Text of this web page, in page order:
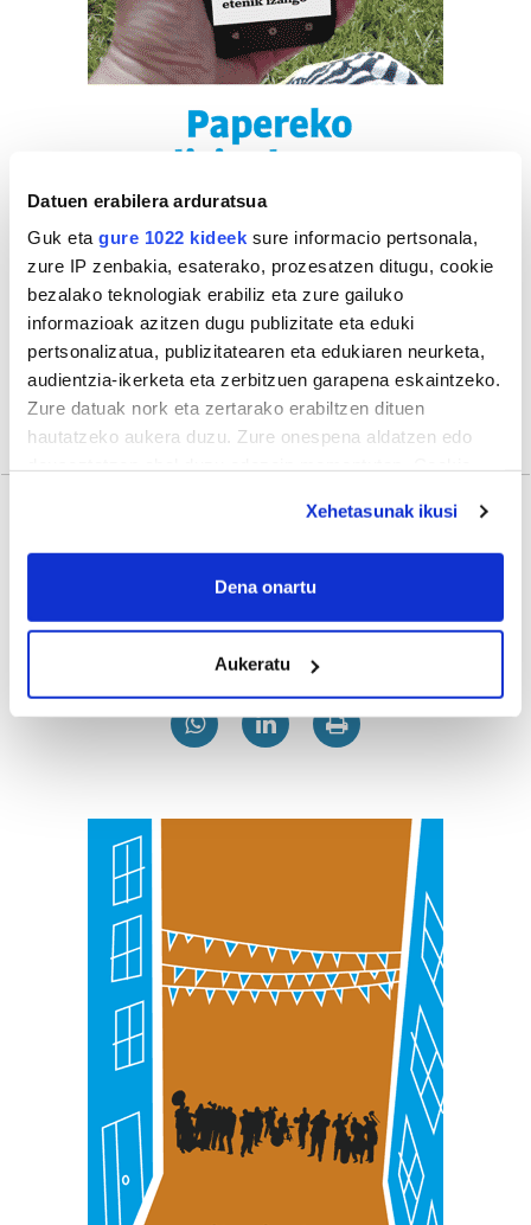
Datuen erabilera arduratsua
Guk eta gure 1022 kideek sure informacio pertsonala,
zure IP zenbakia, esaterako, prozesatzen ditugu, cookie
bezalako teknologiak erabiliz eta zure gailuko
informazioak azitzen dugu publizitate eta eduki
pertsonalizatua, publizitatearen eta edukiaren neurketa,
audientzia-ikerketa eta zerbitzuen garapena eskaintzeko.
Zure datuak nork eta zertarako erabiltzen dituen
hautatzeko aukera duzu. Zure onespena aldatzen edo
If you allow, we would also like to:
Collect information about your geographical
Identify your device by actively scanning it for
specific characteristics (fingerprinting)
Find out more about how your personal data is processed
Guk eta gure bazkideek zure datu pertsonalak
prozesatzen ditugu, zure IP zenbakia, besteak beste,
teknologia erabiliz, cookieak adibidez, iragarki eta eduki
pertsonalizatuak eskaintzeko, iragarkiak eta edukia
neurtzeko, jendeari buruzko informazioa biltzeko eta
produktuak garatzeko. Zure datuak nork eta zertarako
erabiltzen dituen hauta dezakezu.
Bazkide batzuek ez dizute baimenik eskatzen, eta beren
interes komertzial legitimoetan babesten dira. Ikusi gure
bazkideen zerrenda, beren ustez zein helburutarako
duten interes legitimoa eta horren aurka nola egin
dezakezun ikusteko.
Lortu zure datu pertsonalak prozesatzeko moduari
Xehetasunak ikusi
Dena onartu
Aukeratu
Gehiago